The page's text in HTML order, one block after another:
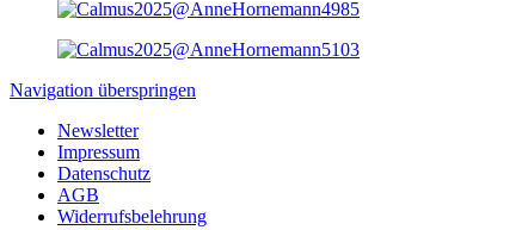
Navigation überspringen
Newsletter
Impressum
Datenschutz
AGB
Widerrufsbelehrung